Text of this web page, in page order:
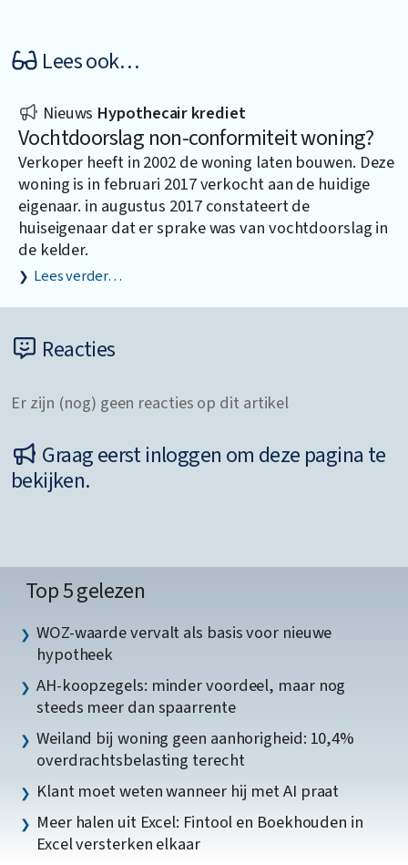
Lees ook…
Nieuws Hypothecair krediet
Vochtdoorslag non-conformiteit woning?
Verkoper heeft in 2002 de woning laten bouwen. Deze
woning is in februari 2017 verkocht aan de huidige
eigenaar. in augustus 2017 constateert de
huiseigenaar dat er sprake was van vochtdoorslag in
de kelder.
Lees verder…
Reacties
Er zijn (nog) geen reacties op dit artikel
Graag eerst inloggen om deze pagina te
bekijken.
Top 5 gelezen
WOZ-waarde vervalt als basis voor nieuwe
hypotheek
AH-koopzegels: minder voordeel, maar nog
steeds meer dan spaarrente
Weiland bij woning geen aanhorigheid: 10,4%
overdrachtsbelasting terecht
Klant moet weten wanneer hij met AI praat
Meer halen uit Excel: Fintool en Boekhouden in
Excel versterken elkaar